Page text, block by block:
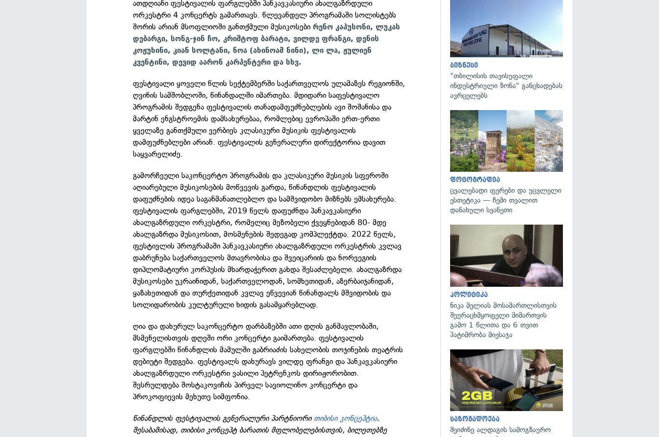
ათდღიანი ფესტივალის ფარგლებში პანკავკასიური ახალგაზრდული
ორკესტრი 4 კონცერტს გამართავს. წლევანდელ პროგრამაში სოლისტებს
შორის არიან მსოფლიოში განთქმული მუსიკოსებირენო კაპუსონი, ლუკას
დებარგი, სონგ-ჯინ ჩო, კრიშტოფ ბარატი, ვილდე ფრანგი, დენის
კოჟუხინი, კიან სოლტანი, ნოა (ახინოამ ნინი), ლი ლა, ჟულიენ
კვენტინი, დევიდ აარონ კარპენტერი და სხვ.
ფესტივალი ყოველი წლის სექტემბერში საქართველოს ულამაზეს რეგიონში,
ღვინის სამშობლოში, წინანდალში იმართება. მდიდარი საფესტივალო
პროგრამის შედგენა ფესტივალის თანადამფუძნებლების ავი შოშანისა და
მარტინ ენგსტროემის დამსახურებაა, რომლებიც ევროპაში ერთ-ერთი
ყველაზე განთქმული ვერბიეს კლასიკური მუსიკის ფესტივალის
დამფუძნებლები არიან. ფესტივალის გენერალური დირექტორია დავით
საყვარელიძე.
გამორჩეული საკონცერტო პროგრამის და კლასიკური მუსიკის სფეროში
აღიარებული მუსიკოსების მოწვევის გარდა, წინანდლის ფესტივალის
დაფუძნების იდეა საგანმანათლებლო და სამშვიდობო მიზნებს ემსახურება.
ფესტივალის ფარგლებში, 2019 წელს დაფუძნდა პანკავკასიური
ახალგაზრდული ორკესტრი, რომელიც მეზობელი ქვეყნებიდან 80- მდე
ახალგაზრდა მუსიკოსით, მოსმენების შედეგად კომპლექტდა. 2022 წელს,
ფესტივლის პროგრამაში პანკავკასიური ახალგაზრდული ორკესტრის კვლავ
დაბრუნება საქართველოს მთავრობისა და შვეიცარიის და ნორვეგიის
დიპლომატიური კორპუსის მხარდაჭერით გახდა შესაძლებელი. ახალგაზრდა
მუსიკოსები უკრაინიდან, საქართველოდან, სომხეთიდან, აზერბაიჯანიდან,
ყაზახეთიდან და თურქეთიდან კვლავ ეწვევიან წინანდალს მშვიდობის და
სოლიდარობის კულტურული ხიდის გასამყარებლად.
ღია და დახურულ საკონცერტო დარბაზებში ათი დღის განმავლობაში,
მსმენელისთვის დღეში ორი კონცერტი გაიმართება. ფესტივალის
ფარგლებში წინანდლის მამულში გაბრიაძის სახელობის თოჯინების თეატრის
დებიუტი შედგება. ფესტივალს დახურავს ვილდე ფრანგი და პანკავკასიური
ახალგაზრდული ორკესტრი ვასილი პეტრენკოს დირიჟორობით.
შესრულდება შოსტაკოვიჩის პირველ სავიოლინო კონცერტი და
პროკოფიევის მეხუთე სიმფონია.
წინანდლის ფესტივალის გენერალური პარტნიორი თიბისი კონცეპტია.
შესაბამისად, თიბისი კონცეპტ ბარათის მფლობელებისთვის, ბილეთებზე
ბიზნესი
"თბილისის თავისუფალი
ინდუსტრიული ზონა" განცხადებას
ავრცელებს
ფოტოგრაფია
ცვალებადი ფერები და უცვლელი
ესთეტიკა — ჩემი თვალით
დანახული სვანეთი
პოლიტიკა
ნიკა მელიას მოსამართლისთვის
შეურაცხმყოფელი მიმართვის
გამო 1 წლითა და 6 თვით
პატიმრობა მიესაჯა
საზოგადოება
შეიძინე ალდაგის სამოგზაურო